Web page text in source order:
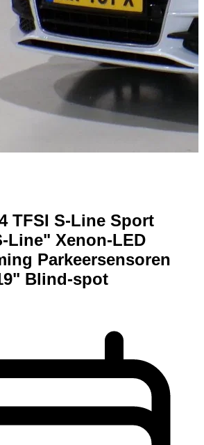
TFSI S-Line Sport
Line" Xenon-LED
Parkeersensoren
Blind-spot